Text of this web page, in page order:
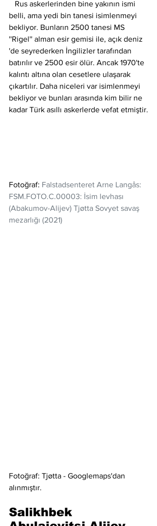
belli, ama yedi bin tanesi isimlenmeyi
bekliyor. Bunların 2500 tanesi MS
''Rigel'' alman esir gemisi ile, açık deniz
'de seyrederken İngilizler tarafından
batırılır ve 2500 esir ölür. Ancak 1970'te
kalıntı altına olan cesetlere ulaşarak
çıkartılır. Daha niceleri var isimlenmeyi
bekliyor ve bunları arasında kim bilir ne
kadar Türk asıllı askerlerde vefat etmiştir.
Fotoğraf: Falstadsenteret Arne Langås:
FSM.FOTO.C.00003: İsim levhası
(Abakumov-Alijev) Tjøtta Sovyet savaş
mezarlığı (2021)
Fotoğraf: Tjøtta - Googlemaps'dan
alınmıştır.
Salikhbek